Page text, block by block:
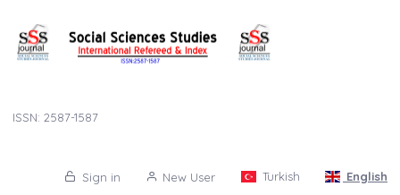
ISSN: 2587-1587
Sign in New User Turkish English